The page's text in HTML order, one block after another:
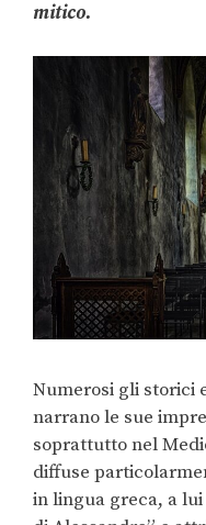
mitico.
Numerosi gli storici
narrano le sue
soprattutto nel
diffuse
in lingua greca, a